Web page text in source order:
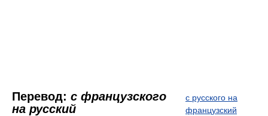
Перевод: с французского
на русский
с русского на
французский